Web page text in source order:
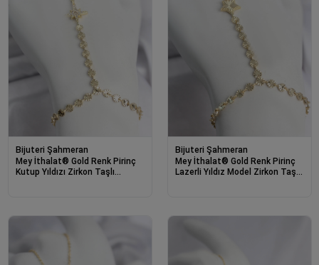
Bijuteri Şahmeran
Mey İthalat® Gold Renk Pirinç
Kutup Yıldızı Zirkon Taşlı
Bijuteri Şahmeran
Mey İthalat® Gold Renk Pirinç
Lazerli Yıldız Model Zirkon Taşlı